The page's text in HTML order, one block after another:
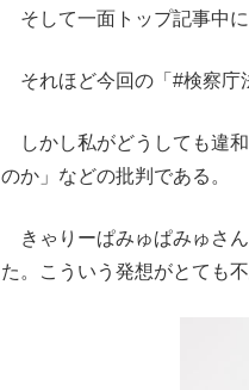
そして一面トップ記事中に
それほど今回の「#検察庁
しかし私がどうしても違
のか」などの批判である。
きゃりーぱみゅぱみゅさ
た。こういう発想がとても不